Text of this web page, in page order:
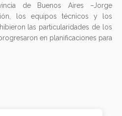
de Buenos Aires –Jorge
los equipos técnicos y los
las particularidades de los
en planificaciones para